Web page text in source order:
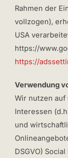
Rahmen der
vollzogen),
USA
https://
https://
Verwendung
Wir nutzen
Interessen
und
DSGVO)